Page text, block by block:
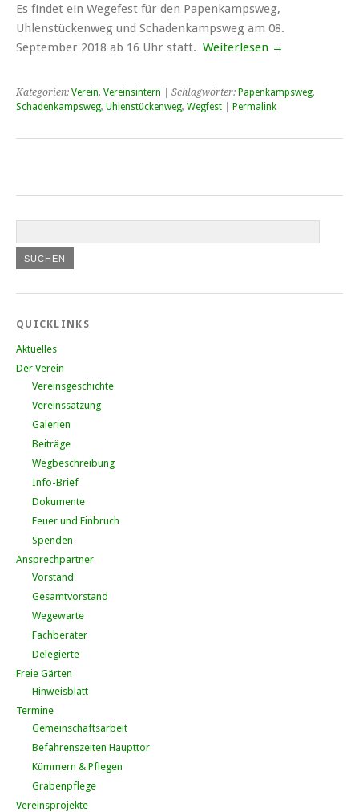
Es findet ein Wegefest für den Papenkampsweg,
Uhlenstückenweg und Schadenkampsweg am 08.
September 2018 ab 16 Uhr statt. Weiterlesen →
Kategorien: Verein, Vereinsintern | Schlagwörter: Papenkampsweg,
Schadenkampsweg, Uhlenstückenweg, Wegfest Permalink
QUICKLINKS
Aktuelles
Der Verein
Vereinsgeschichte
Vereinssatzung
Galerien
Beiträge
Wegbeschreibung
Info-Brief
Dokumente
Feuer und Einbruch
Spenden
Ansprechpartner
Vorstand
Gesamtvorstand
Wegewarte
Fachberater
Delegierte
Freie Gärten
Hinweisblatt
Termine
Gemeinschaftsarbeit
Befahrenszeiten Haupttor
Kümmern & Pflegen
Grabenpflege
Vereinsprojekte